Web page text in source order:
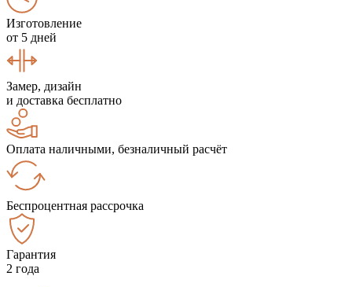
Изготовление
от 5 дней
Замер, дизайн
и доставка бесплатно
Оплата наличными, безналичный расчёт
Беспроцентная рассрочка
Гарантия
2 года